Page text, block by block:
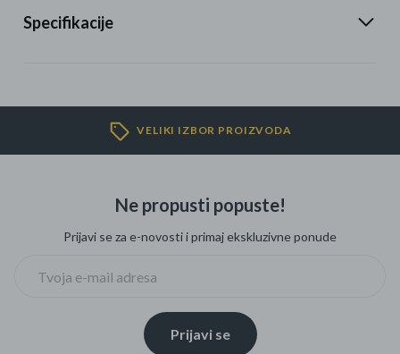
Specifikacije
VELIKI IZBOR PROIZVODA
Ne propusti popuste!
Prijavi se za e-novosti i primaj ekskluzivne ponude
Prijavi se